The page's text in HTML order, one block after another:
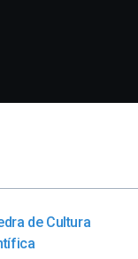
de Cultura